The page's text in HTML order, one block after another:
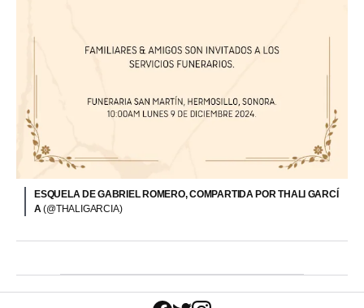
ESQUELA DE GABRIEL ROMERO, COMPARTIDA POR THALI GARCÍ
A(@THALIGARCIA)